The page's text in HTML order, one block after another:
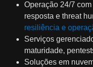
Operação 24/7
resposta e threat
resiliência e
Serviços
maturidade,
Soluções em